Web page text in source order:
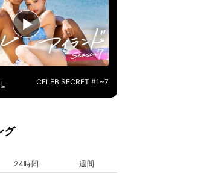
CELEB SECRET #1~7
グ
24時間 週間